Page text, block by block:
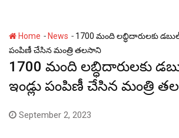
Home - News - 1700 మంది లబ్ధిదారులకు
పంపిణీ చేసిన మంత్రి తలసాని
1700 మంది లబ్ధిదారులకు
ఇండ్లు పంపిణీ చేసిన మంత్రి
September 2, 2023